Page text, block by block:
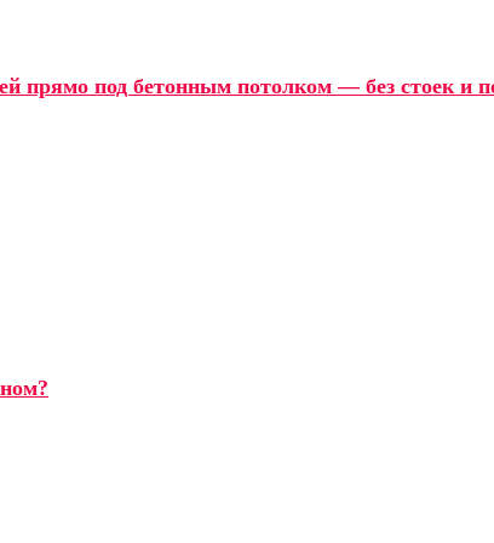
прямо под бетонным потолком — без стоек и